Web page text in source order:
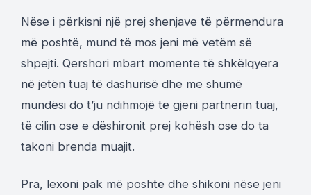
Nëse i përkisni një prej shenjave të përmendura
më poshtë, mund të mos jeni më vetëm së
shpejti. Qershori mbart momente të shkëlqyera
në jetën tuaj të dashurisë dhe me shumë
mundësi do t’ju ndihmojë të gjeni partnerin tuaj,
të cilin ose e dëshironit prej kohësh ose do ta
takoni brenda muajit.
Pra, lexoni pak më poshtë dhe shikoni nëse jeni